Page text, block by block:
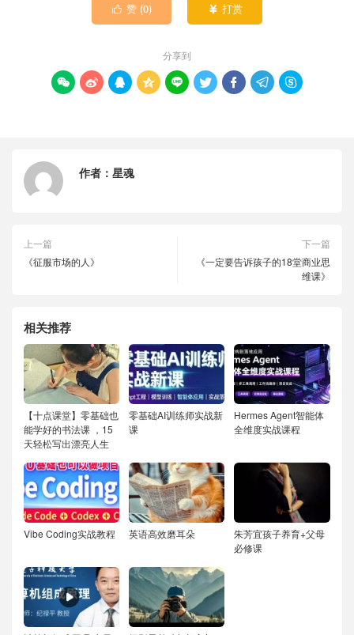
 赞 (0)  打赏
分享到
        
作者： 星魂
上一篇
《征服市场的人》
下一篇
《一定要告诉孩子的18堂商业思
维课》
相关推荐
【十点课堂】零基础也
能学好的书法课 ，15
天轻松写出漂亮人生
零基础AI训练师实战新
课
Hermes Agent智能体
全维度实战课程
Vibe Coding实战教程 英语高效磨耳朵
朱芳宜孩子养育+父母
必修课